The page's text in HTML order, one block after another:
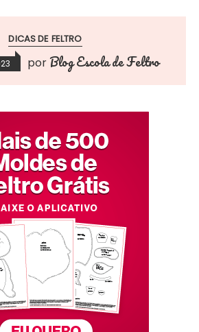
DICAS DE FELTRO
por Blog Escola de Feltro